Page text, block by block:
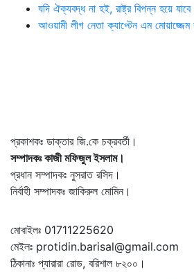
যদি ঐক্যবদ্ধ না হই, রাষ্ট্র বিপন্ন হয়ে যাবে
আওয়ামী লীগ নেতা ক্যাপ্টেন এম মোয়াজ্জেম
প্রকাশকঃ ডাক্তার জি.কে চক্রবর্তী।
সম্পাদকঃ কাজী মফিজুল ইসলাম।
প্রধান সম্পাদকঃ নুসরাত রসিদ।
নির্বাহী সম্পাদকঃ জাকিরুল মোমিন।
মোবাইলঃ 01711225620
মেইলঃ protidin.barisal@gmail.com
ঠিকানাঃ প্যারারা রোড, বরিশাল ৮২০০।